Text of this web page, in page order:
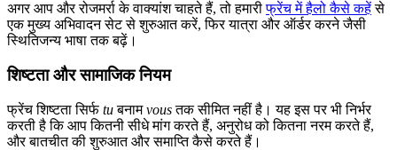
अगर आप और रोजमर्रा के वाक्यांश चाहते हैं, तो हमारीफ्रेंच में हैलो कैसे कहेंसे
एक मुख्य अभिवादन सेट से शुरुआत करें, फिर यात्रा और ऑर्डर करने जैसी
स्थितिजन्य भाषा तक बढ़ें।
शिष्टता और सामाजिक नियम
फ्रेंच शिष्टता सिर्फ tuबनामvousतक सीमित नहीं है। यह इस पर भी निर्भर
करती है कि आप कितनी सीधे मांग करते हैं, अनुरोध को कितना नरम करते हैं,
और बातचीत की शुरुआत और समाप्ति कैसे करते हैं।